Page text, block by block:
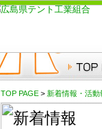
TOP PAGE> 新着情報・活動